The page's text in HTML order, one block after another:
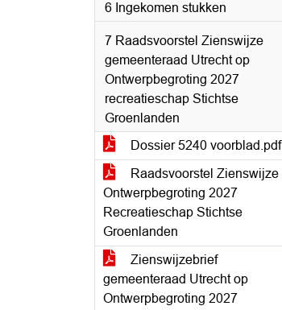
6 Ingekomen stukken
7 Raadsvoorstel Zienswijze
gemeenteraad Utrecht op
Ontwerpbegroting 2027
recreatieschap Stichtse
Groenlanden
Dossier 5240 voorblad.pdf
Raadsvoorstel Zienswijze
Ontwerpbegroting 2027
Recreatieschap Stichtse
Groenlanden
Zienswijzebrief
gemeenteraad Utrecht op
Ontwerpbegroting 2027